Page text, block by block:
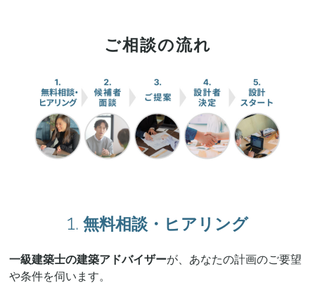
ご相談の流れ
1. 無料相談・ヒアリング
一級建築士の建築アドバイザーが、あなたの計画のご要望
や条件を伺います。